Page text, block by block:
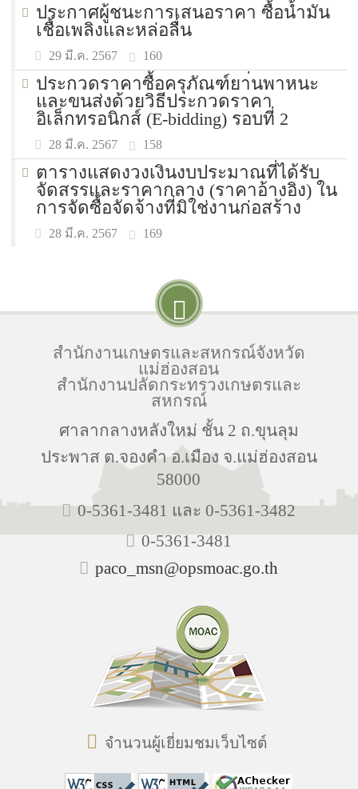
ประกาศผู้ชนะการเสนอราคา ซื้อน้ำมัน
เชื้อเพลิงและหล่อลื่น
29 มี.ค. 2567 160
ประกวดราคาซื้อครุภัณฑ์ยา่นพาหนะ
และขนส่งด้วยวิธีประกวดราคา
อิเล็กทรอนิกส์ (E-bidding) รอบที่ 2
28 มี.ค. 2567 158
ตารางแสดงวงเงินงบประมาณที่ได้รับ
จัดสรรและราคากลาง (ราคาอ้างอิง) ใน
การจัดซื้อจัดจ้างที่มิใช่งานก่อสร้าง
28 มี.ค. 2567 169
สำนักงานเกษตรและสหกรณ์จังหวัด
แม่ฮ่องสอน
สำนักงานปลัดกระทรวงเกษตรและ
สหกรณ์
ศาลากลางหลังใหม่ ชั้น 2 ถ.ขุนลุม
ประพาส ต.จองคำ อ.เมือง จ.แม่ฮ่องสอน
58000
0-5361-3481 และ 0-5361-3482
0-5361-3481
paco_msn@opsmoac.go.th
จำนวนผู้เยี่ยมชมเว็บไซต์